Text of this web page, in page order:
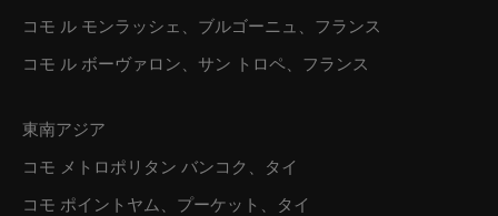
コモ ル モンラッシェ、ブルゴーニュ、フランス
コモ ル ボーヴァロン、サン トロペ、フランス
東南アジア
コモ メトロポリタン バンコク、タイ
コモ ポイントヤム、プーケット、タイ